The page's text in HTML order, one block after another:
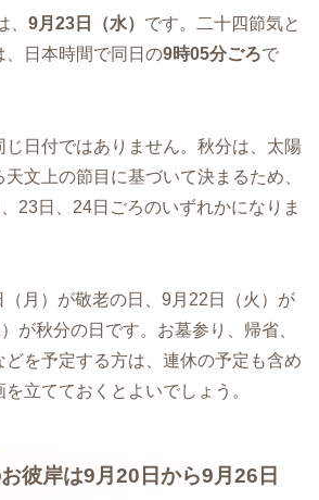
9月23日（水） です。二十四節気と
、日本時間で同日の9時05分ごろで
日付ではありません。秋分は、太陽
文上の節目に基づいて決まるため、
23日、24日ごろのいずれかになりま
月）が敬老の日、9月22日（火）が
が秋分の日です。お墓参り、帰省、
を予定する方は、連休の予定も含め
立てておくとよいでしょう。
彼岸は9月20日から9月26日